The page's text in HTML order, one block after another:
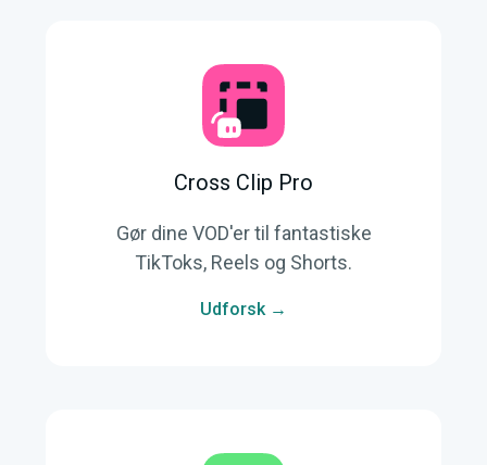
Cross Clip Pro
Gør dine VOD'er til fantastiske
TikToks, Reels og Shorts.
Udforsk →